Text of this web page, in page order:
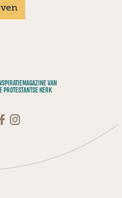
VAN
PROTESTANTSE KERK